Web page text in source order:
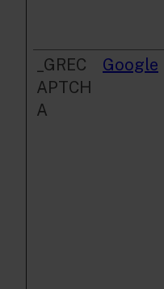
_GREC
APTCH
A
Google